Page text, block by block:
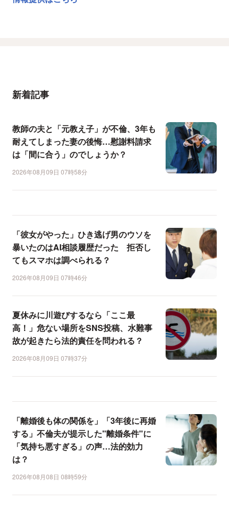
新着記事
教師の夫と「元教え子」が不倫、3年も
耐えてしまった妻の後悔…慰謝料請求
は「間に合う」のでしょうか？
2026年08月09日 07時58分
「彼女がやった」ひき逃げ男のウソを
暴いたのはAI相談履歴だった 拒否し
てもスマホは調べられる？
2026年08月09日 07時46分
夏休みに川遊びするなら「ここ最
高！」危ない場所をSNS投稿、水難事
故が起きたら法的責任を問われる？
2026年08月09日 07時37分
「離婚後も体の関係を」「3年後に再婚
する」不倫夫が提示した"離婚条件"に
「気持ち悪すぎる」の声…法的効力
は？
2026年08月08日 08時59分